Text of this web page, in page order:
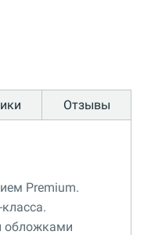
Отзывы
Premium.
обложками